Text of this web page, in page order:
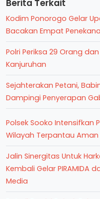
Berita Terkait
Kodim Ponorogo Gelar
Bacakan Empat
Polri Periksa 29 Orang
Kanjuruhan
Sejahterakan Petani,
Dampingi Penyerapan
Polsek Sooko Intensifkan
Wilayah Terpantau
Jalin Sinergitas Untuk
Kembali Gelar PIRAMIDA
Media